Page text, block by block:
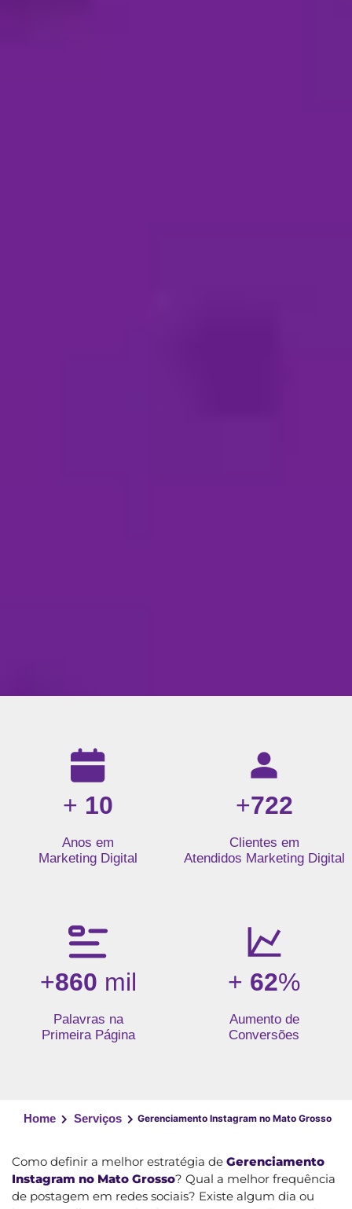
Resultados da nossa agência de marketing digital: mais
+ 10
Anos em
Marketing Digital
+722
Clientes em
Atendidos Marketing Digital
+860 mil
Palavras na
Primeira Página
+ 62%
Aumento de
Conversões
Home Serviços Gerenciamento Instagram no Mato Grosso
Como definir a melhor estratégia de Gerenciamento
Instagram no Mato Grosso? Qual a melhor frequência
de postagem em redes sociais? Existe algum dia ou